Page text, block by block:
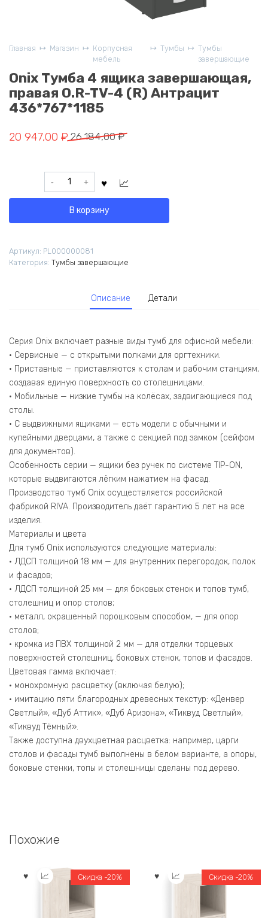
Главная Магазин
Корпусная
мебель
Тумбы
Тумбы
завершающие
Onix Тумба 4 ящика завершающая,
правая O.R-TV-4 (R) Антрацит
436*767*1185
26 184,00₽
Первоначальная
составляла
184,00 ₽.
20 947,00 ₽
Текущая
947,00 ₽.
Количество
товара
завершающая,
правая
436*767*1185
В корзину
Артикул: PL000000081
Категория: Тумбы завершающие
Описание Детали
Серия Onix включает разные виды тумб для офисной мебели:
• Сервисные — с открытыми полками для оргтехники.
• Приставные — приставляются к столам и рабочим станциям,
создавая единую поверхность со столешницами.
• Мобильные — низкие тумбы на колёсах, задвигающиеся под
столы.
• С выдвижными ящиками — есть модели с обычными и
купейными дверцами, а также с секцией под замком (сейфом
для документов).
Особенность серии — ящики без ручек по системе TIP-ON,
которые выдвигаются лёгким нажатием на фасад.
Производство тумб Onix осуществляется российской
фабрикой RIVA. Производитель даёт гарантию 5 лет на все
изделия.
Материалы и цвета
Для тумб Onix используются следующие материалы:
• ЛДСП толщиной 18 мм — для внутренних перегородок, полок
и фасадов;
• ЛДСП толщиной 25 мм — для боковых стенок и топов тумб,
столешниц и опор столов;
• металл, окрашенный порошковым способом, — для опор
столов;
• кромка из ПВХ толщиной 2 мм — для отделки торцевых
поверхностей столешниц, боковых стенок, топов и фасадов.
Цветовая гамма включает:
• монохромную расцветку (включая белую);
• имитацию пяти благородных древесных текстур: «Денвер
Светлый», «Дуб Аттик», «Дуб Аризона», «Тиквуд Светлый»,
«Тиквуд Тёмный».
Также доступна двухцветная расцветка: например, царги
столов и фасады тумб выполнены в белом варианте, а опоры,
боковые стенки, топы и столешницы сделаны под дерево.
Похожие
Скидка -20% Скидка -20%